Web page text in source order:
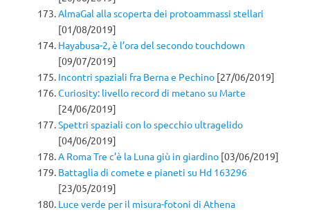
AlmaGal alla scoperta dei protoammassi stellari
[01/08/2019]
Hayabusa-2, è l’ora del secondo touchdown
[09/07/2019]
Incontri spaziali fra Berna e Pechino [27/06/2019]
Curiosity: livello record di metano su Marte
[24/06/2019]
Spettri spaziali con lo specchio ultragelido
[04/06/2019]
A Roma Tre c’è la Luna giù in giardino [03/06/2019]
Battaglia di comete e pianeti su Hd 163296
[23/05/2019]
Luce verde per il misura-fotoni di Athena